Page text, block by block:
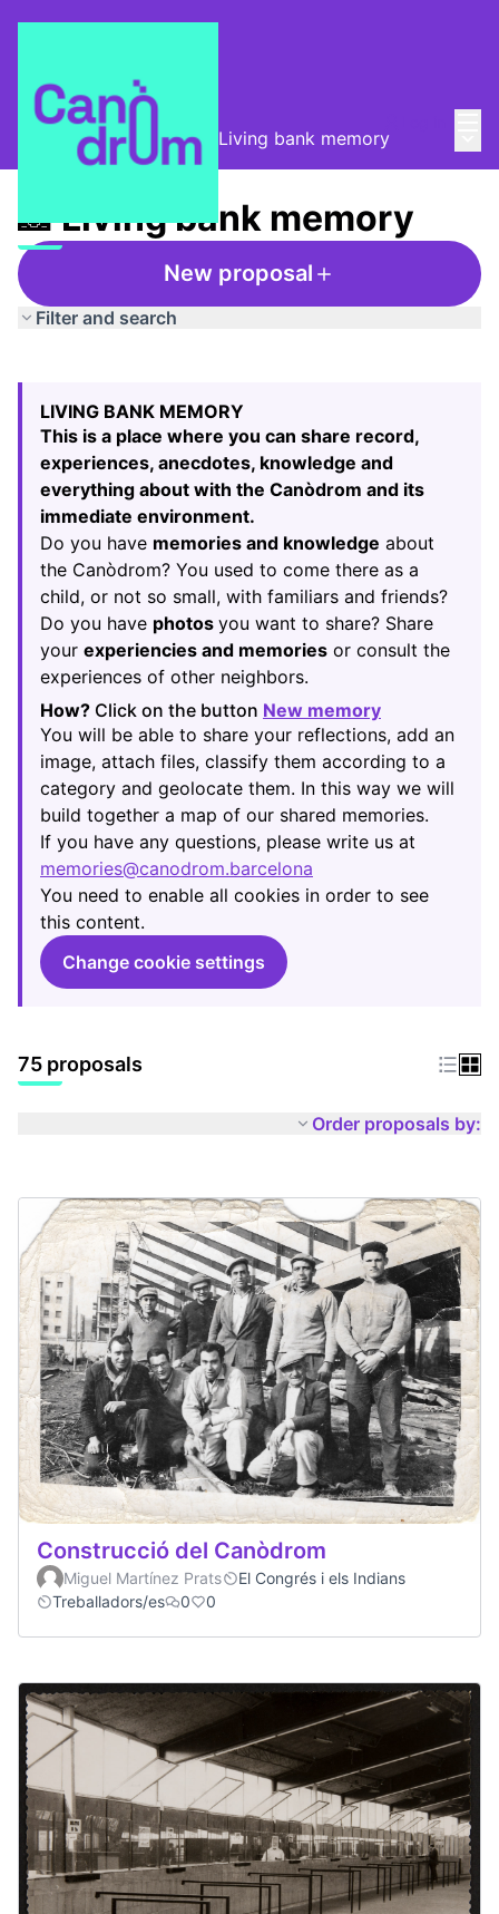
Taula de Memòries / 📸 Living bank memory
📸 Living bank memory
New proposal
Filter and search
−
LIVING BANK MEMORY
This is a place where you can share record,
experiences, anecdotes, knowledge and
everything about with the Canòdrom and its
immediate environment.
Do you have memories and knowledge about
the Canòdrom? You used to come there as a
child, or not so small, with familiars and friends?
Do you have photos you want to share? Share
your experiencies and memories or consult the
experiences of other neighbors.
How? Click on the button New memory
(Opens in
You will be able to share your reflections, add an
image, attach files, classify them according to a
category and geolocate them. In this way we will
build together a map of our shared memories.
If you have any questions, please write us at
memories@canodrom.barcelona
(Opens in new tab)
You need to enable all cookies in order to see
this content.
Change cookie settings
75 proposals
Order proposals by:
Construcció del Canòdrom
Miguel Martínez Prats
El Congrés i els Indians
Treballadors/es
0 0